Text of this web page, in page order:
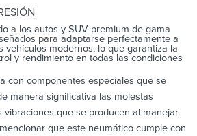
a los autos y SUV premium de gama
para adaptarse perfectamente a
vehículos modernos, lo que garantiza la
y rendimiento en todas las condiciones
con componentes especiales que se
manera significativa las molestas
vibraciones que se producen al manejar.
que este neumático cumple con